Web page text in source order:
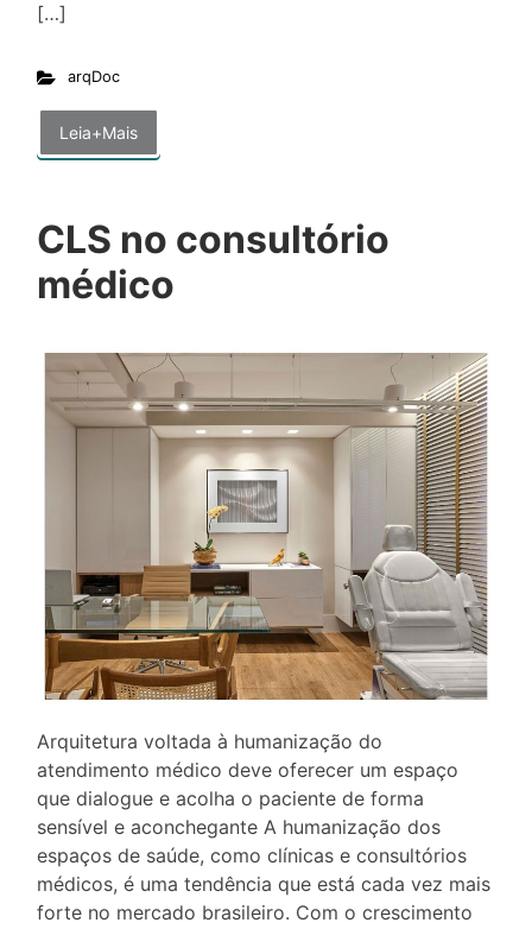
[…]
arqDoc
Leia+Mais
CLS no consultório
médico
Arquitetura voltada à humanização do
atendimento médico deve oferecer um espaço
que dialogue e acolha o paciente de forma
sensível e aconchegante A humanização dos
espaços de saúde, como clínicas e consultórios
médicos, é uma tendência que está cada vez mais
forte no mercado brasileiro. Com o crescimento